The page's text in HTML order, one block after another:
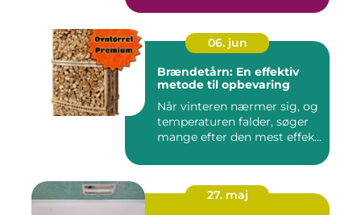
06. jun
Brændetårn: En effektiv
metode til opbevaring
Når vinteren nærmer sig, og
temperaturen falder, søger
mange efter den mest effek...
27. maj